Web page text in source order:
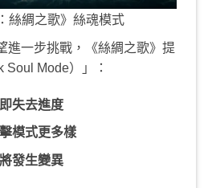
絲綢之歌》絲魂模式
進一步挑戰，《絲綢之歌》提
Mode）」：
失去進度
模式更多樣
發生變異